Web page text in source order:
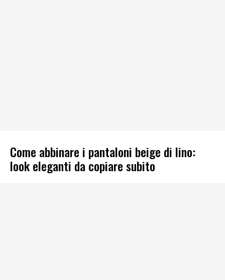
Come abbinare i pantaloni beige di lino:
look eleganti da copiare subito